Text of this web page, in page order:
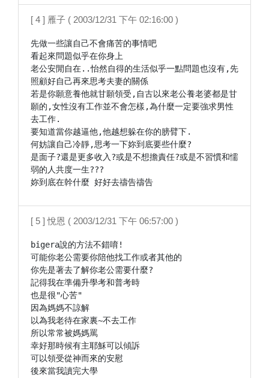
[ 4 ] 雁子 ( 2003/12/31 下午 02:16:00 )
先做一些讓自己不會痛苦的事情吧
看起來問題似乎在你身上
老公安閒自在..怡然自得的生活似乎一點問題也沒有,先
照顧好自己再來思考夫妻的關係
若是你願意養他就甘願領受,自古以來老公養老婆都是甘
願的,女性沒有工作並不會怎樣,為什麼一定要強求男性
去工作.
要知道當你越逼他,他越想躲在你的膀臂下.
何妨讓自己冷靜,思考一下妳到底要些什麼?
是面子?還是更多收入?或是不想擔責任?或是不習慣和懦
弱的人共度一生???
妳到底在幹什麼 好好去禱告禱告
[ 5 ] 悅恩 ( 2003/12/31 下午 06:57:00 )
bigera說的方法不錯唷!
可能你老公需要你陪他找工作或者其他的
你先是著去了解你老公需要什麼?
記得我在準備升學考和普考時
也是很"心苦"
因為媽媽不諒解
以為我老待在家裏~不去工作
所以常常被媽媽罵
幸好那時候有主耶穌可以傾訴
可以領受從神而來的安慰
後來當我讀完大學